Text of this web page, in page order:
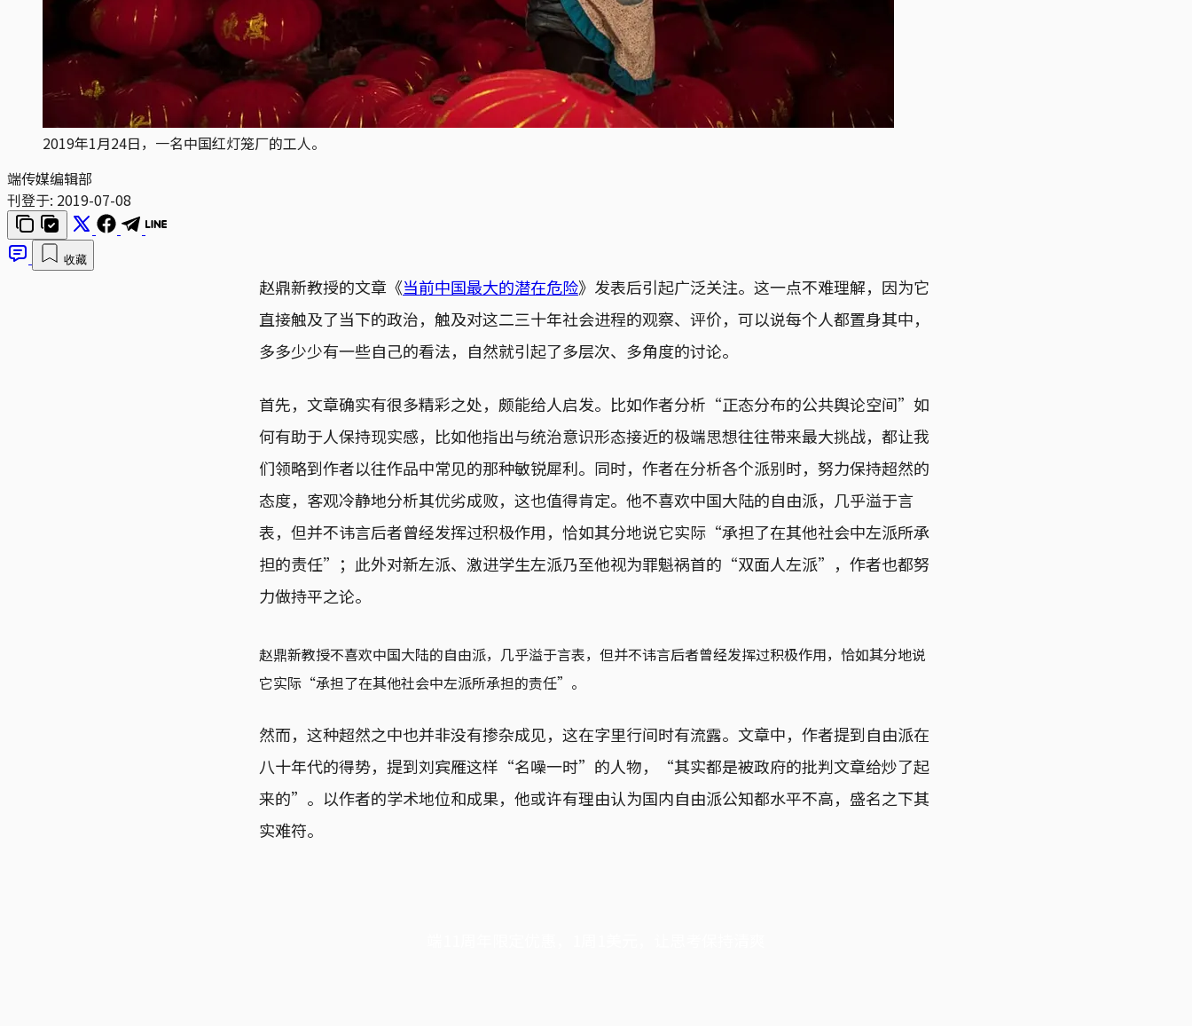
2019年1月24日，一名中国红灯笼厂的工人。
端传媒编辑部
刊登于: 2019-07-08
收藏
赵鼎新教授的文章《当前中国最大的潜在危险》发表后引起广泛关注。这一点不难理解，因为它
直接触及了当下的政治，触及对这二三十年社会进程的观察、评价，可以说每个人都置身其中，
多多少少有一些自己的看法，自然就引起了多层次、多角度的讨论。
首先，文章确实有很多精彩之处，颇能给人启发。比如作者分析“正态分布的公共舆论空间”如
何有助于人保持现实感，比如他指出与统治意识形态接近的极端思想往往带来最大挑战，都让我
们领略到作者以往作品中常见的那种敏锐犀利。同时，作者在分析各个派别时，努力保持超然的
态度，客观冷静地分析其优劣成败，这也值得肯定。他不喜欢中国大陆的自由派，几乎溢于言
表，但并不讳言后者曾经发挥过积极作用，恰如其分地说它实际“承担了在其他社会中左派所承
担的责任”；此外对新左派、激进学生左派乃至他视为罪魁祸首的“双面人左派”，作者也都努
力做持平之论。
赵鼎新教授不喜欢中国大陆的自由派，几乎溢于言表，但并不讳言后者曾经发挥过积极作用，恰如其分地说
它实际“承担了在其他社会中左派所承担的责任”。
然而，这种超然之中也并非没有掺杂成见，这在字里行间时有流露。文章中，作者提到自由派在
八十年代的得势，提到刘宾雁这样“名噪一时”的人物，“其实都是被政府的批判文章给炒了起
来的”。以作者的学术地位和成果，他或许有理由认为国内自由派公知都水平不高，盛名之下其
实难符。